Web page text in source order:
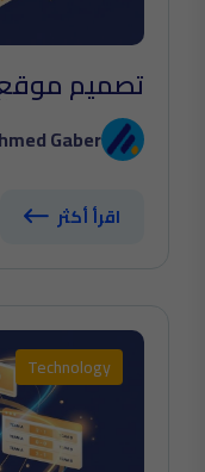
تصميم
Gaber
اقرأ أكثر
Technology